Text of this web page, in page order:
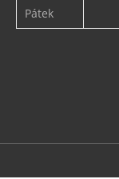
Pátek